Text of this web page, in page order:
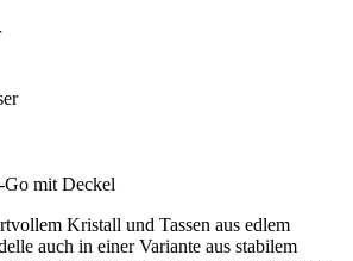
Go mit Deckel
Kristall und Tassen aus edlem
auch in einer Variante aus stabilem